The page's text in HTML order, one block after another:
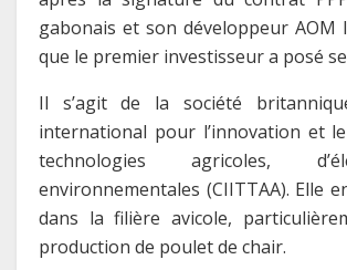
gabonais et son développeur AOM
que le premier investisseur a posé
Il s’agit de la société
international pour l’innovation et
technologies agricoles,
environnementales (CIITTAA). Elle
dans la filière avicole,
production de poulet de chair.